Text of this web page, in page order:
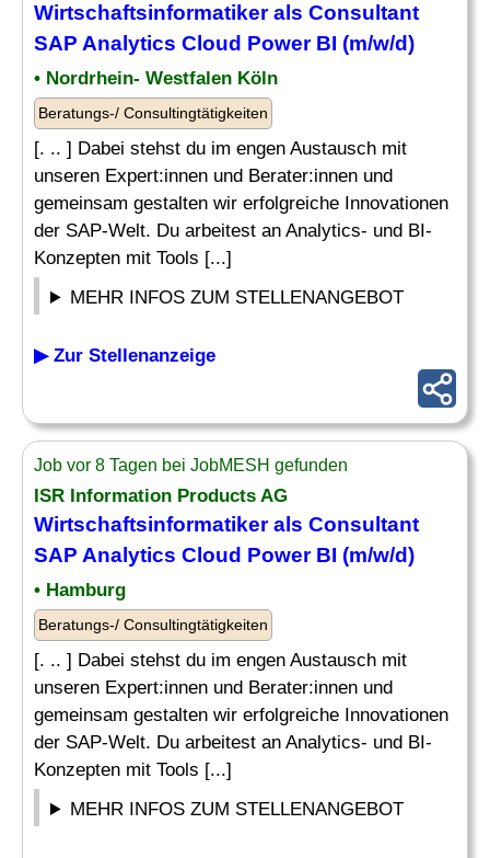
Wirtschaftsinformatiker als Consultant
SAP Analytics Cloud Power BI (m/w/d)
• Nordrhein- Westfalen Köln
Beratungs-/ Consultingtätigkeiten
[. .. ] Dabei stehst du im engen Austausch mit
unseren Expert:innen und Berater:innen und
gemeinsam gestalten wir erfolgreiche Innovationen
der SAP-Welt. Du arbeitest an Analytics- und BI-
Konzepten mit Tools [...]
MEHR INFOS ZUM STELLENANGEBOT
▶ Zur Stellenanzeige
Job vor 8 Tagen bei JobMESH gefunden
ISR Information Products AG
Wirtschaftsinformatiker als Consultant
SAP Analytics Cloud Power BI (m/w/d)
• Hamburg
Beratungs-/ Consultingtätigkeiten
[. .. ] Dabei stehst du im engen Austausch mit
unseren Expert:innen und Berater:innen und
gemeinsam gestalten wir erfolgreiche Innovationen
der SAP-Welt. Du arbeitest an Analytics- und BI-
Konzepten mit Tools [...]
MEHR INFOS ZUM STELLENANGEBOT